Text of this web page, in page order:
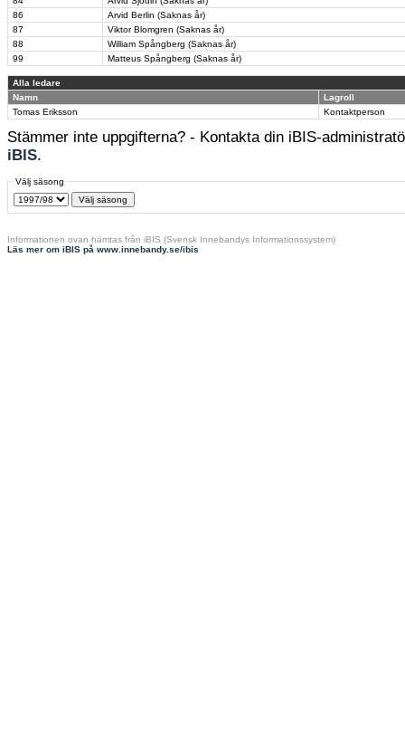
86
Arvid Berlin (Saknas år)
87
Viktor Blomgren (Saknas år)
88
William Spångberg (Saknas år)
99
Matteus Spångberg (Saknas år)
Alla ledare
Namn
Lagroll
Tomas Eriksson
Kontaktperson
Stämmer inte uppgifterna? - Kontakta din iBIS-
iBIS.
Välj säsong
Informationen ovan hämtas från iBIS (Svensk Innebandys Informationssystem)
Läs mer om iBIS på www.innebandy.se/ibis